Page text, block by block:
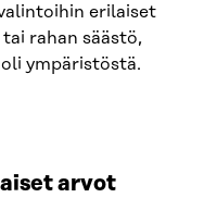
erilaiset
rahan säästö,
ympäristöstä.
arvot